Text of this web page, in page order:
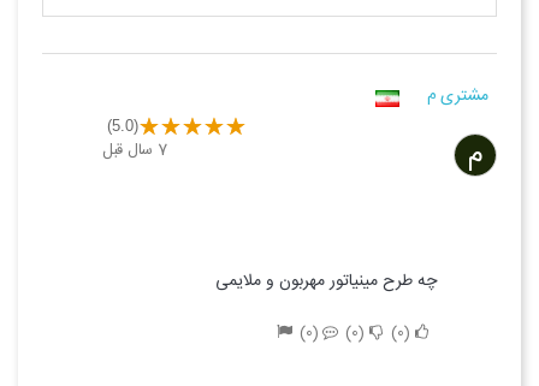
م
مشتری م
(5.0)
7 سال قبل
چه طرح مینیاتور مهربون و ملایمی
0
0
0